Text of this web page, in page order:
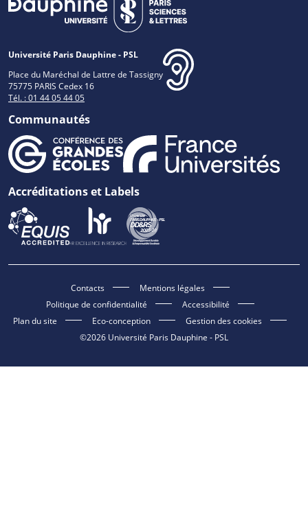
Université Paris Dauphine - PSL
Place du Maréchal de Lattre de Tassigny
75775 PARIS Cedex 16
Tél. : 01 44 05 44 05
Communautés
Accréditations et Labels
Contacts
Mentions légales
Politique de confidentialité
Accessibilité
Plan du site
Eco-conception
Gestion des cookies
©2026 Université Paris Dauphine - PSL